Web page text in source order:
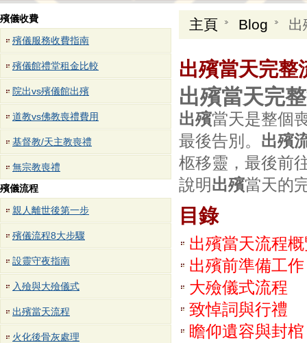
殯儀收費
殯儀服務收費指南
殯儀館禮堂租金比較
院出vs殯儀館出殯
道教vs佛教喪禮費用
基督教/天主教喪禮
無宗教喪禮
殯儀流程
親人離世後第一步
殯儀流程8大步驟
設靈守夜指南
入殮與大殮儀式
出殯當天流程
火化後骨灰處理
主頁 Blog 出
出殯當天完整
出殯當天完
出殯當天是整個
最後告別。 出殯
柩移靈，最後前
說明出殯當天的
目錄
出殯當天流程
出殯前準備工作
大殮儀式流程
致悼詞與行禮
瞻仰遺容與封棺